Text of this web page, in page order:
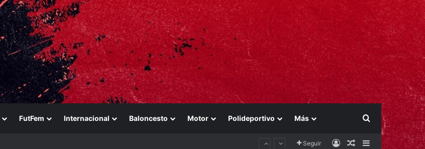
FutFem Internacional Baloncesto Motor Polideportivo Más Buscar por
Seguir AccesoPublicación al
Barra lateral